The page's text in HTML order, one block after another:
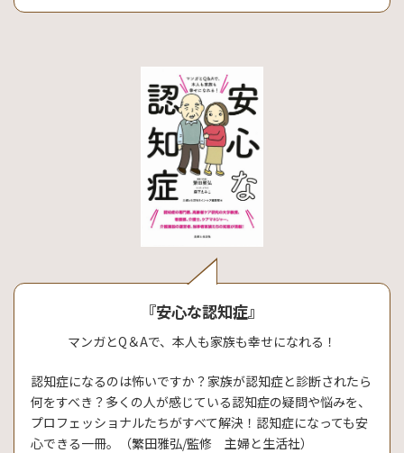
『安心な認知症』
マンガとQ＆Aで、本人も家族も幸せになれる！
認知症になるのは怖いですか？家族が認知症と診断されたら
何をすべき？多くの人が感じている認知症の疑問や悩みを、
プロフェッショナルたちがすべて解決！認知症になっても安
心できる一冊。（繁田雅弘/監修 主婦と生活社）